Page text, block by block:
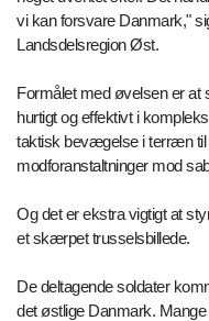
vi kan forsvare Danmark,"
Landsdelsregion Øst.
Formålet med øvelsen er at
hurtigt og effektivt i
taktisk bevægelse i terræn til
modforanstaltninger mod
Og det er ekstra vigtigt at
et skærpet trusselsbillede.
De deltagende soldater
det østlige Danmark.